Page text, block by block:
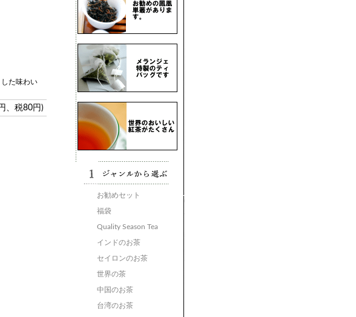
た味わい
、税80円)
お勧めセット
福袋
Quality Season Tea
インドのお茶
セイロンのお茶
世界の茶
中国のお茶
台湾のお茶